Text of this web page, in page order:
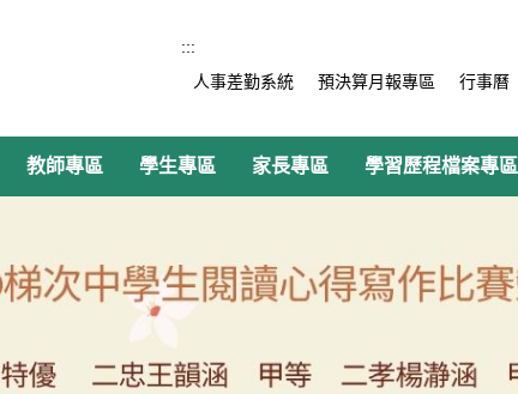
:::
人事差勤系統
預決算月報專區 行事曆
教師專區 學生專區 家長專區 學習歷程檔案專區